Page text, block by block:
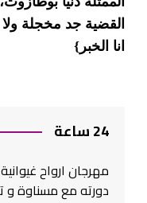
القضية جد مخجلة
انا الخبر}
24 ساعة
مهرجان ارواح
دورته مع مسناوة و